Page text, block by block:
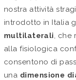
nostra attività
introdotto in Italia
multilaterali, che
alla fisiologica
consentono di
una dimensione